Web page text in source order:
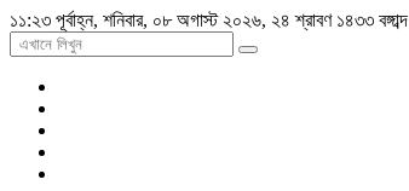
১১:২৩ পূর্বাহ্ন, শনিবার, ০৮ অগাস্ট ২০২৬, ২৪ শ্রাবণ ১৪৩৩ বঙ্গাব্দ